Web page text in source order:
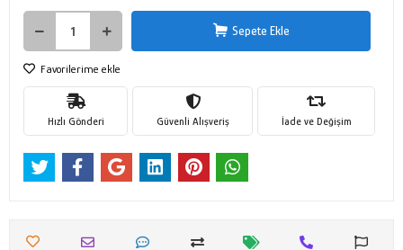
Sepete Ekle
Favorilerime ekle
Hızlı Gönderi Güvenli Alışveriş İade ve Değişim